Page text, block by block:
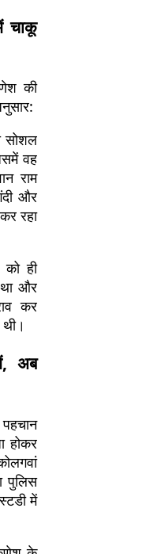
चाकू
की
सोशल
वह
राम
और
रहा
को ही
और
कर
अब
होकर
पुलिस
में